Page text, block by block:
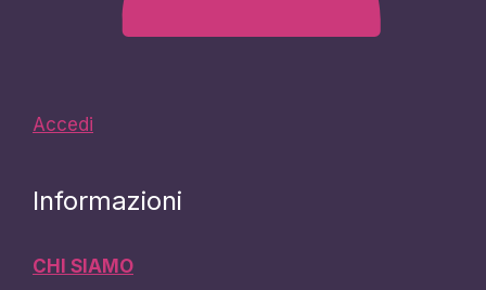
Accedi
Informazioni
CHI SIAMO